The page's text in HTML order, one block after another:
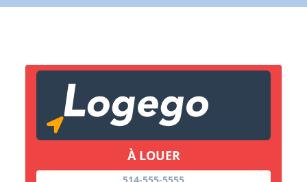
À LOUER
Lien vers inscription (sera inclus dans courriel)
Copier lien
X Fermer Envoyez